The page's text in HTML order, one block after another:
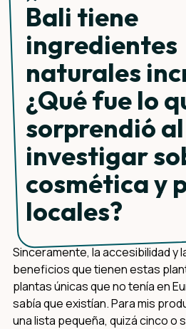
Bali tiene
ingredientes
naturales
¿Qué fue lo
sorprendió al
investigar
cosmética y
locales?
Sinceramente, la accesibilidad y
beneficios que tienen estas
plantas únicas que no tenía en
sabía que existían. Para mis
una lista pequeña, quizá cinco o